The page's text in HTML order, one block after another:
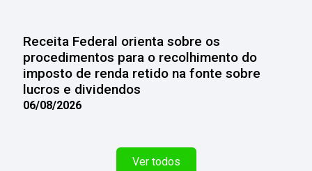
Receita Federal orienta sobre os
procedimentos para o recolhimento do
imposto de renda retido na fonte sobre
lucros e dividendos
06/08/2026
Ver todos